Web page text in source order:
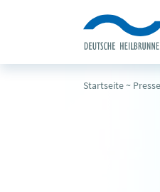
Startseite~ Presse